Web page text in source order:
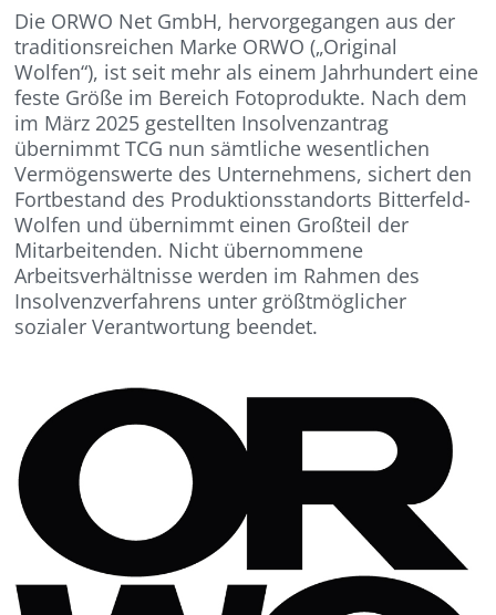
Die ORWO Net GmbH, hervorgegangen aus der
traditionsreichen Marke ORWO („Original
Wolfen“), ist seit mehr als einem Jahrhundert eine
feste Größe im Bereich Fotoprodukte. Nach dem
im März 2025 gestellten Insolvenzantrag
übernimmt TCG nun sämtliche wesentlichen
Vermögenswerte des Unternehmens, sichert den
Fortbestand des Produktionsstandorts Bitterfeld-
Wolfen und übernimmt einen Großteil der
Mitarbeitenden. Nicht übernommene
Arbeitsverhältnisse werden im Rahmen des
Insolvenzverfahrens unter größtmöglicher
sozialer Verantwortung beendet.